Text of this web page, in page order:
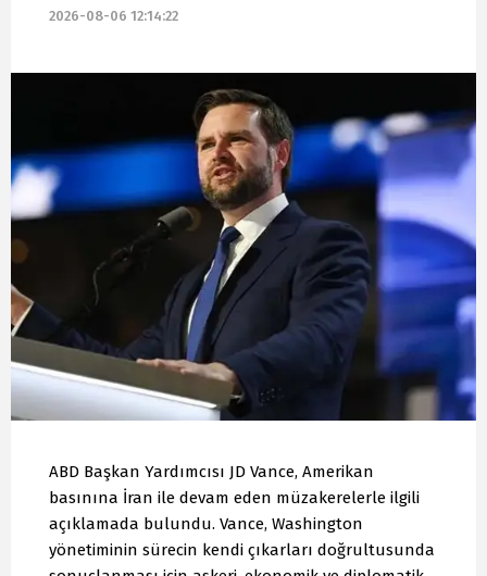
2026-08-06 12:14:22
ABD Başkan Yardımcısı JD Vance, Amerikan
basınına İran ile devam eden müzakerelerle ilgili
açıklamada bulundu. Vance, Washington
yönetiminin sürecin kendi çıkarları doğrultusunda